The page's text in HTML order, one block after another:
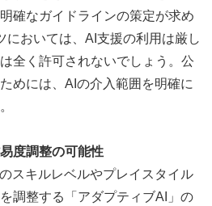
確なガイドラインの策定が求め
においては、AI支援の利用は厳し
全く許可されないでしょう。公
めには、AIの介入範囲を明確に
度調整の可能性
スキルレベルやプレイスタイル
調整する「アダプティブAI」の